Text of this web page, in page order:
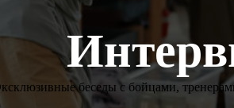
беседы с бойцами,